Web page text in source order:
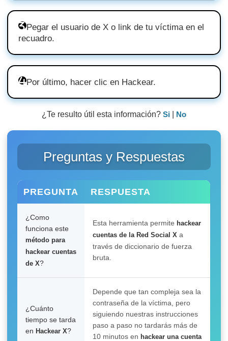
Pegar el usuario de X o link de tu víctima en el
recuadro.
Por último, hacer clic en Hackear.
¿Te resulto útil esta información? Si No
Preguntas y Respuestas
PREGUNTA RESPUESTA
¿Como
funciona este
método para
hackear cuentas
de X?
Esta herramienta permite hackear
cuentas de la Red Social X a
través de diccionario de fuerza
bruta.
¿Cuánto
tiempo se tarda
enHackear X?
Depende que tan compleja sea la
contraseña de la víctima, pero
siguiendo nuestras instrucciones
paso a paso no tardarás más de
10 minutos en hackear una cuenta